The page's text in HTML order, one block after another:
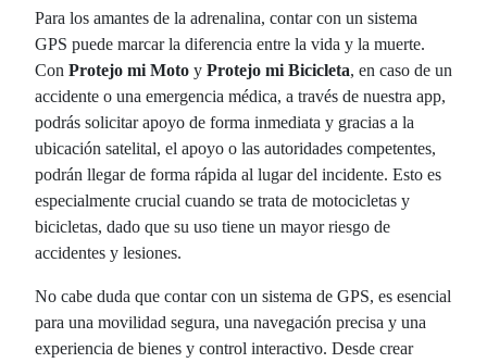
Para los amantes de la adrenalina, contar con un sistema
GPS puede marcar la diferencia entre la vida y la muerte.
Con Protejo mi Moto y Protejo mi Bicicleta, en caso de un
accidente o una emergencia médica, a través de nuestra app,
podrás solicitar apoyo de forma inmediata y gracias a la
ubicación satelital, el apoyo o las autoridades competentes,
podrán llegar de forma rápida al lugar del incidente. Esto es
especialmente crucial cuando se trata de motocicletas y
bicicletas, dado que su uso tiene un mayor riesgo de
accidentes y lesiones.
No cabe duda que contar con un sistema de GPS, es esencial
para una movilidad segura, una navegación precisa y una
experiencia de bienes y control interactivo. Desde crear